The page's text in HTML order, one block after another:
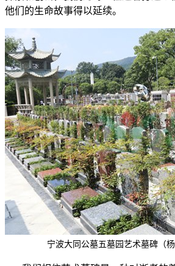
他们的生命故事得以延续。
宁波大同公墓五墓园艺术墓碑（杨